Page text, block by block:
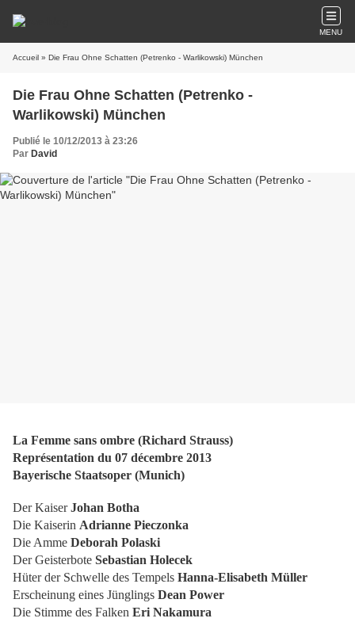
MENU
Accueil » Die Frau Ohne Schatten (Petrenko - Warlikowski) München
Die Frau Ohne Schatten (Petrenko -
Warlikowski) München
Publié le 10/12/2013 à 23:26
Par David
La Femme sans ombre (Richard Strauss)
Représentation du 07 décembre 2013
Bayerische Staatsoper (Munich)
Der KaiserJohan Botha
Die Kaiserin Adrianne Pieczonka
Die Amme Deborah Polaski
Der Geisterbote Sebastian Holecek
Hüter der Schwelle des Tempels Hanna-Elisabeth Müller
Erscheinung eines Jünglings Dean Power
Die Stimme des Falken Eri Nakamura